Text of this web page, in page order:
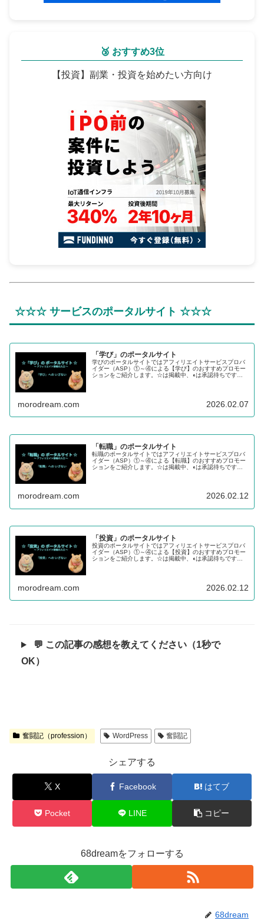
🥉 おすすめ3位
【投資】副業・投資を始めたい方向け
☆☆☆ サービスのポータルサイト ☆☆☆
「学び」のポータルサイト
学びのポータルサイトではアフィリエイトサービスプロバ
イダー（ASP）①～④による【学び】のおすすめプロモー
ションをご紹介します。☆は掲載中、◖は承認待ちです。
morodream.com 2026.02.07
「転職」のポータルサイト
転職のポータルサイトではアフィリエイトサービスプロバ
イダー（ASP）①～④による【転職】のおすすめプロモー
ションをご紹介します。☆は掲載中、◖は承認待ちです。
morodream.com 2026.02.12
「投資」のポータルサイト
投資のポータルサイトではアフィリエイトサービスプロバ
イダー（ASP）①～④による【投資】のおすすめプロモー
ションをご紹介します。☆は掲載中、◖は承認待ちです。
morodream.com 2026.02.12
💬 この記事の感想を教えてください（1秒で
OK）
奮闘記（profession） WordPress 奮闘記
シェアする
X Facebook はてブ
Pocket LINE コピー
68dreamをフォローする
68dream